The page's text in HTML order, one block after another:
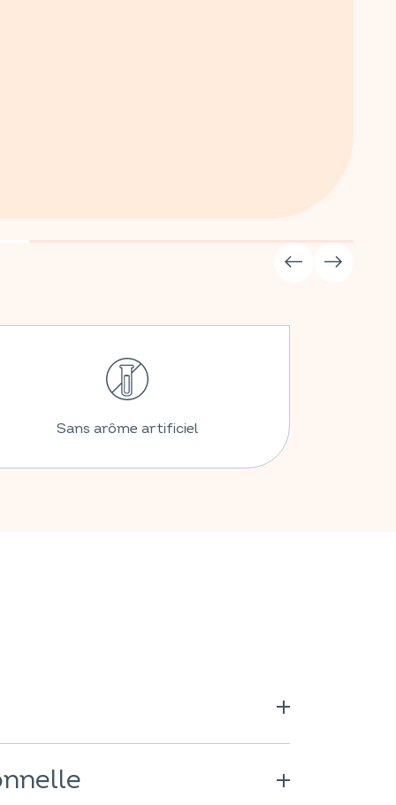
Sans arôme artificiel